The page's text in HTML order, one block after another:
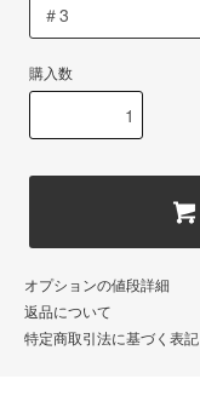
購入数
オプションの値段詳細
返品について
特定商取引法に基づく表記